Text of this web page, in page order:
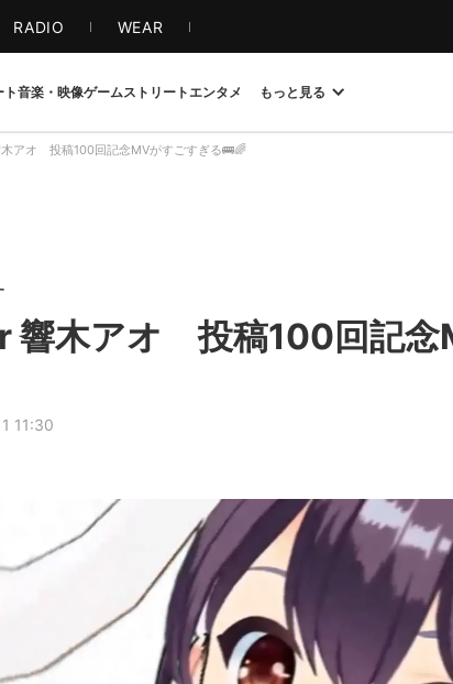
RADIO WEAR
ト音楽・映像ゲームストリート エンタメ もっと見る
木アオ 投稿100回記念MVがすごすぎる🚌🌈
響木アオ 投稿100回記念
11:30